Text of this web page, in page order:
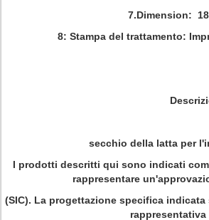
7.Dimension:
8: Stampa del trattamento:
secchio della latta per
I prodotti descritti qui sono indicati
rappresentare
(SIC). La progettazione specifica